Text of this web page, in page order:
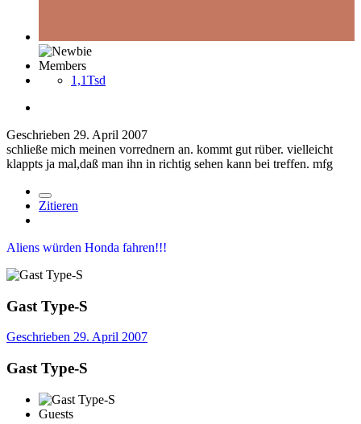
Members
1,1Tsd
Geschrieben 29. April 2007
schließe mich meinen vorrednern an. kommt gut rüber. vielleicht
klappts ja mal,daß man ihn in richtig sehen kann bei treffen. mfg
Zitieren
Aliens würden Honda fahren!!!
Gast Type-S
Geschrieben 29. April 2007
Gast Type-S
Guests